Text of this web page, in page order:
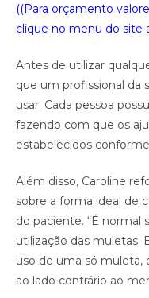
((Para orçamento
clique no menu do site
Antes de utilizar
que um profissional da
usar. Cada pessoa
fazendo com que os
estabelecidos
Além disso, Caroline
sobre a forma ideal de
do paciente. “É normal
utilização das muletas.
uso de uma só muleta,
ao lado contrário ao